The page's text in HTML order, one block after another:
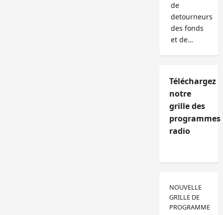
de
detourneurs
des fonds
et de…
Téléchargez
notre
grille des
programmes
radio
NOUVELLE
GRILLE DE
PROGRAMME